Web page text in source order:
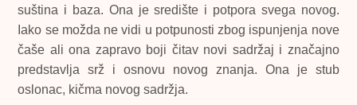
suština i baza. Ona je središte i potpora svega novog.
Iako se možda ne vidi u potpunosti zbog ispunjenja nove
čaše ali ona zapravo boji čitav novi sadržaj i značajno
predstavlja srž i osnovu novog znanja. Ona je stub
oslonac, kičma novog sadržja.